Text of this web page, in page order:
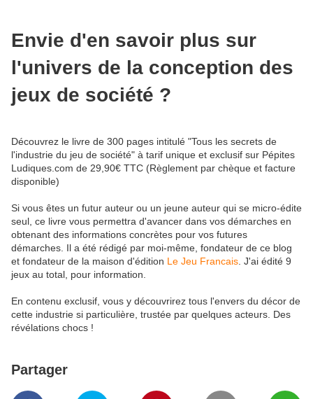
Envie d'en savoir plus sur
l'univers de la conception des
jeux de société ?
Découvrez le livre de 300 pages intitulé "Tous les secrets de
l'industrie du jeu de société" à tarif unique et exclusif sur Pépites
Ludiques.com de 29,90€ TTC (Règlement par chèque et facture
disponible)
Si vous êtes un futur auteur ou un jeune auteur qui se micro-édite
seul, ce livre vous permettra d'avancer dans vos démarches en
obtenant des informations concrètes pour vos futures
démarches. Il a été rédigé par moi-même, fondateur de ce blog
et fondateur de la maison d'édition Le Jeu Francais . J'ai édité 9
jeux au total, pour information.
En contenu exclusif, vous y découvrirez tous l'envers du décor de
cette industrie si particulière, trustée par quelques acteurs. Des
révélations chocs !
Partager